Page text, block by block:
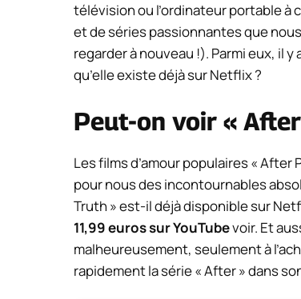
télévision ou l’ordinateur portable à
et de séries passionnantes que
regarder à nouveau !). Parmi eux, il
qu’elle existe déjà sur Netflix ?
Peut-on voir «
Les films d’amour populaires «
pour nous des incontournables
Truth » est-il déjà disponible sur
11,99 euros sur YouTubevoir. Et
malheureusement, seulement à
rapidement la série « After » dans